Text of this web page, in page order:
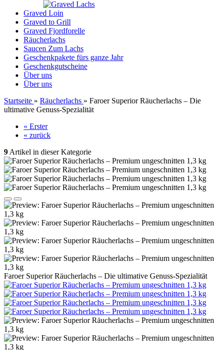
Graved Loin
Graved to Grill
Graved Fjordforelle
Räucherlachs
Saucen Zum Lachs
Geschenkpakete fürs ganze Jahr
Geschenkgutscheine
Über uns
Über uns
Startseite » Räucherlachs » Faroer Superior Räucherlachs – Die
ultimative Genuss-Spezialität
« Erster
« zurück
9 Artikel in dieser Kategorie
Faroer Superior Räucherlachs – Die ultimative Genuss-Spezialität